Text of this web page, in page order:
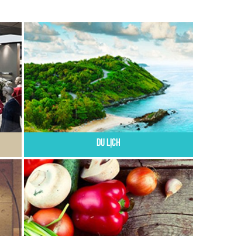
Du Lịch